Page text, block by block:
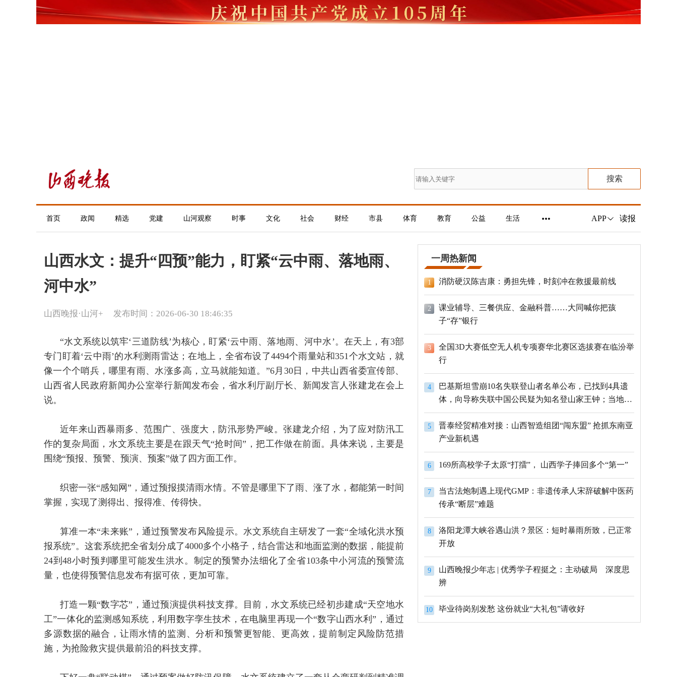
搜索
首页 政闻 精选 党建 山河观察 时事 文化 社会 财经 市县 体育 教育 公益 生活 APP 读报
山西水文：提升“四预”能力，盯紧“云中雨、落地雨、
河中水”
山西晚报·山河+ 发布时间：2026-06-30 18:46:35
“水文系统以筑牢‘三道防线’为核心，盯紧‘云中雨、落地雨、河中水’。在天上，有3部
专门盯着‘云中雨’的水利测雨雷达；在地上，全省布设了4494个雨量站和351个水文站，就
像一个个哨兵，哪里有雨、水涨多高，立马就能知道。”6月30日，中共山西省委宣传部、
山西省人民政府新闻办公室举行新闻发布会，省水利厅副厅长、新闻发言人张建龙在会上
说。
近年来山西暴雨多、范围广、强度大，防汛形势严峻。张建龙介绍，为了应对防汛工
作的复杂局面，水文系统主要是在跟天气“抢时间”，把工作做在前面。具体来说，主要是
围绕“预报、预警、预演、预案”做了四方面工作。
织密一张“感知网”，通过预报摸清雨水情。不管是哪里下了雨、涨了水，都能第一时间
掌握，实现了测得出、报得准、传得快。
算准一本“未来账”，通过预警发布风险提示。水文系统自主研发了一套“全域化洪水预
报系统”。这套系统把全省划分成了4000多个小格子，结合雷达和地面监测的数据，能提前
24到48小时预判哪里可能发生洪水。制定的预警办法细化了全省103条中小河流的预警流
量，也使得预警信息发布有据可依，更加可靠。
打造一颗“数字芯”，通过预演提供科技支撑。目前，水文系统已经初步建成“天空地水
工”一体化的监测感知系统，利用数字孪生技术，在电脑里再现一个“数字山西水利”，通过
多源数据的融合，让雨水情的监测、分析和预警更智能、更高效，提前制定风险防范措
施，为抢险救灾提供最前沿的科技支撑。
一周热新闻
1 消防硬汉陈吉康：勇担先锋，时刻冲在救援最前线
2
课业辅导、三餐供应、金融科普……大同喊你把孩
子“存”银行
3
全国3D大赛低空无人机专项赛华北赛区选拔赛在临汾举
行
4
巴基斯坦雪崩10名失联登山者名单公布，已找到4具遗
体，向导称失联中国公民疑为知名登山家王钟；当地官
员：已定位到3个追踪器
5
晋泰经贸精准对接：山西智造组团“闯东盟” 抢抓东南亚
产业新机遇
6 169所高校学子太原“打擂”， 山西学子捧回多个“第一”
7
当古法炮制遇上现代GMP：非遗传承人宋辞破解中医药
传承“断层”难题
8
洛阳龙潭大峡谷遇山洪？景区：短时暴雨所致，已正常
开放
9
山西晚报少年志 | 优秀学子程挺之：主动破局 深度思
辨
10 毕业待岗别发愁 这份就业“大礼包”请收好